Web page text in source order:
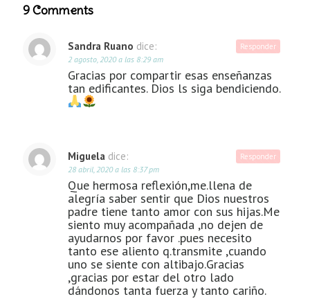
9 Comments
Sandra Ruano dice:
2 agosto, 2020 a las 8:29 am
Gracias por compartir esas enseñanzas
tan edificantes. Dios ls siga bendiciendo.
Responder
Miguela dice:
28 abril, 2020 a las 8:37 pm
Que hermosa reflexión,me.llena de
alegría saber sentir que Dios nuestros
padre tiene tanto amor con sus hijas.Me
siento muy acompañada ,no dejen de
ayudarnos por favor .pues necesito
tanto ese aliento q.transmite ,cuando
uno se siente con altibajo.Gracias
,gracias por estar del otro lado
dándonos tanta fuerza y tanto cariño.
Responder